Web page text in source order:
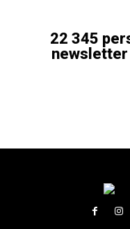
22 345
newsletter